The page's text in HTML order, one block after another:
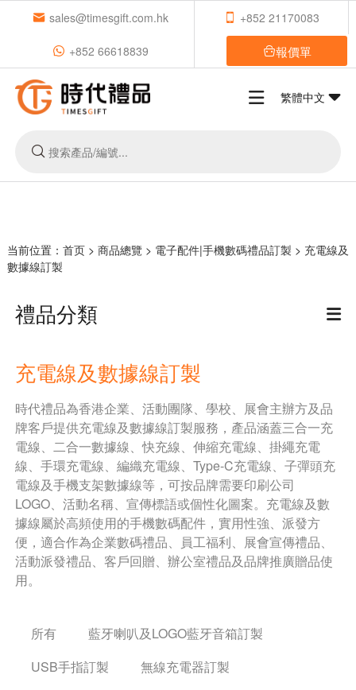
sales@timesgift.com.hk +852 21170083
+852 66618839 報價單
繁體中文
当前位置： 首页> 商品總覽 > 電子配件|手機數碼禮品訂製 > 充電線及
數據線訂製
禮品分類
充電線及數據線訂製
時代禮品為香港企業、活動團隊、學校、展會主辦方及品
牌客戶提供充電線及數據線訂製服務，產品涵蓋三合一充
電線、二合一數據線、快充線、伸縮充電線、掛繩充電
線、手環充電線、編織充電線、Type-C充電線、子彈頭充
電線及手機支架數據線等，可按品牌需要印刷公司
LOGO、活動名稱、宣傳標語或個性化圖案。充電線及數
據線屬於高頻使用的手機數碼配件，實用性強、派發方
便，適合作為企業數碼禮品、員工福利、展會宣傳禮品、
活動派發禮品、客戶回贈、辦公室禮品及品牌推廣贈品使
用。
所有
藍牙喇叭及LOGO藍牙音箱訂製
USB手指訂製
無線充電器訂製